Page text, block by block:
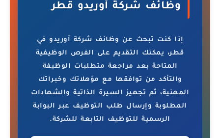
وظائف شركة أوريدو قطر
إذا كنت تبحث عن وظائف شركة أوريدو في
قطر، يمكنك التقديم على الفرص الوظيفية
المتاحة بعد مراجعة متطلبات الوظيفة
والتأكد من توافقها مع مؤهلاتك وخبراتك
المهنية، ثم تجهيز السيرة الذاتية والشهادات
المطلوبة وإرسال طلب التوظيف عبر البوابة
الرسمية للتوظيف التابعة للشركة.